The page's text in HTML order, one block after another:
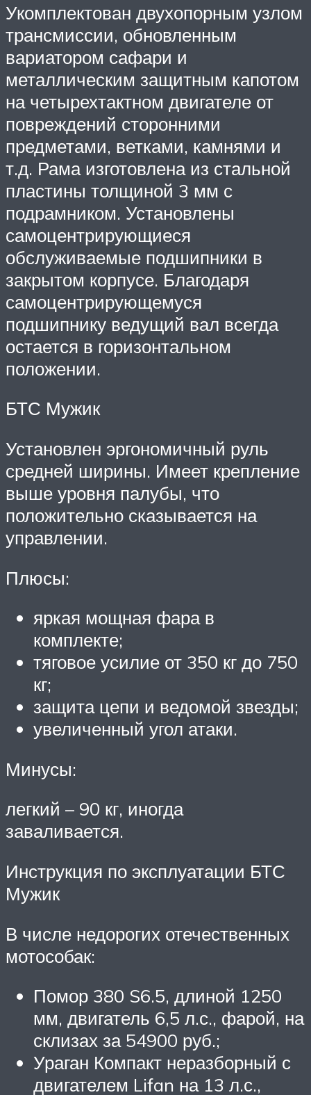
Укомплектован двухопорным узлом
трансмиссии, обновленным
вариатором сафари и
металлическим защитным капотом
на четырехтактном двигателе от
повреждений сторонними
предметами, ветками, камнями и
т.д. Рама изготовлена из стальной
пластины толщиной 3 мм с
подрамником. Установлены
самоцентрирующиеся
обслуживаемые подшипники в
закрытом корпусе. Благодаря
самоцентрирующемуся
подшипнику ведущий вал всегда
остается в горизонтальном
положении.
БТС Мужик
Установлен эргономичный руль
средней ширины. Имеет крепление
выше уровня палубы, что
положительно сказывается на
управлении.
Плюсы:
яркая мощная фара в
комплекте;
тяговое усилие от 350 кг до 750
кг;
защита цепи и ведомой звезды;
увеличенный угол атаки.
Минусы:
легкий – 90 кг, иногда
заваливается.
Инструкция по эксплуатации БТС
Мужик
В числе недорогих отечественных
мотособак:
Помор 380 S6.5, длиной 1250
мм, двигатель 6,5 л.с., фарой, на
склизах за 54900 руб.;
Ураган Компакт неразборный с
двигателем Lifan на 13 л.с.,